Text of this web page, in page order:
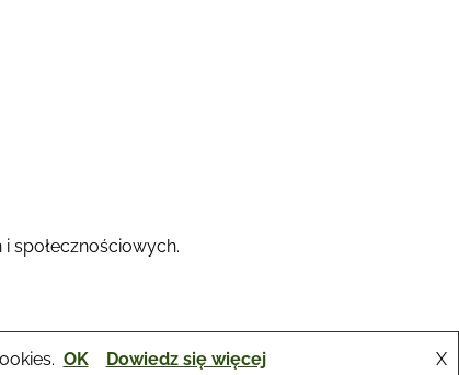
społecznościowych.
RODO / Polityka prywatnościX
OK Dowiedz się więcej